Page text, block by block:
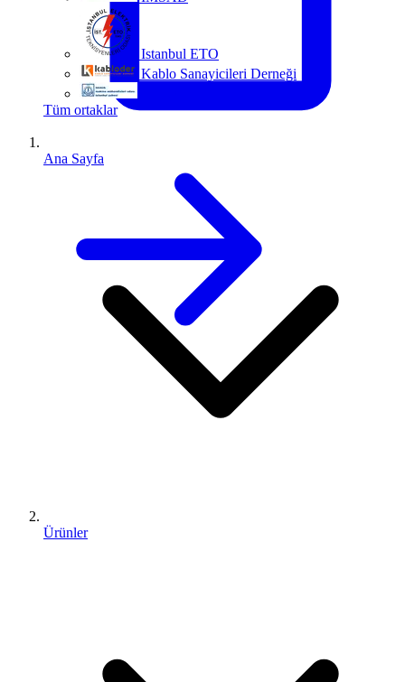
Istanbul ETO
Kablo Sanayicileri Derneği
Tüm ortaklar
Ana Sayfa
Ürünler